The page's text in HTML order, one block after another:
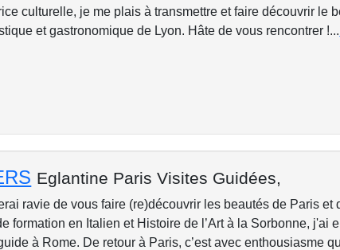
culturelle, je me plais à transmettre et faire découvrir le
et gastronomique de Lyon. Hâte de vous rencontrer !...
Eglantine Paris Visites Guidées,
ravie de vous faire (re)découvrir les beautés de Paris et
formation en Italien et Histoire de l’Art à la Sorbonne, j'ai
à Rome. De retour à Paris, c’est avec enthousiasme